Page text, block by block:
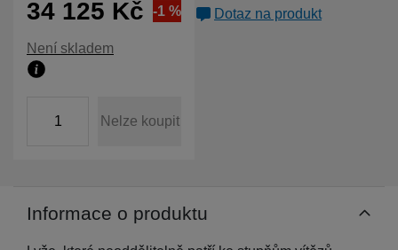
Dostupnost
Není skladem
Sleva
345Kč
(
-1 %
34 125 Kč
Nelze koupit
Dotaz na produkt
Informace o produktu